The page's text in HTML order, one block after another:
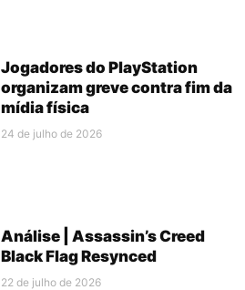
Jogadores do PlayStation
organizam greve contra fim da
mídia física
24 de julho de 2026
Análise | Assassin’s Creed
Black Flag Resynced
22 de julho de 2026